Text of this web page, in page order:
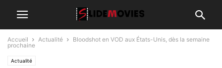
Accueil Actualité
Bloodshot en VOD aux États-Unis, dès la semaine
prochaine
Actualité